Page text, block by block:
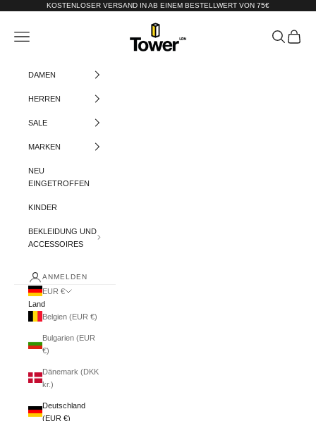
Zum Inhalt springenKOSTENLOSER VERSAND IN AB EINEM BESTELLWERT VON 75€
Tower-London.De
Menü Suchen
DAMEN
HERREN
SALE
MARKEN
NEU
EINGETROFFEN
KINDER
BEKLEIDUNG UND
ACCESSOIRES
ANMELDEN
EUR €
Land
Belgien (EUR €)
Bulgarien (EUR
€)
Dänemark (DKK
kr.)
Deutschland
(EUR €)